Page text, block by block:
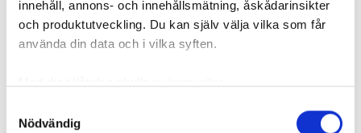
innehåll, annons- och innehållsmätning, åskådarinsikter
och produktutveckling. Du kan själv välja vilka som får
använda din data och i vilka syften.
som kan ha en noggrannhet på upp till flera meter
Nödvändig
intresserad av de här verktygen som gör det lättare
att förstå och lära känna sig själv bättre, säger
LiseLotte J Bate.
snabbt att det inte skulle räcka med att utbilda